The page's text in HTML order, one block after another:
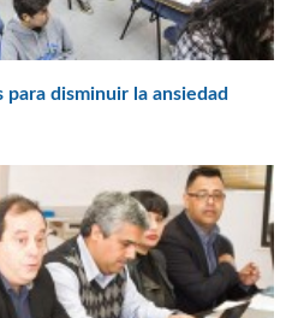
para disminuir la ansiedad